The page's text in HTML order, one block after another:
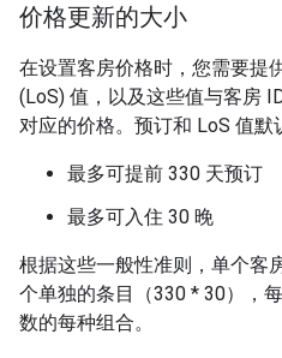
价格更新的大小
在设置客房价格时，您需要提
(LoS) 值，以及这些值与客房
对应的价格。预订和 LoS 值默
最多可提前 330 天预订
最多可入住 30 晚
根据这些一般性准则，单个客
个单独的条目（330 * 30），
数的每种组合。